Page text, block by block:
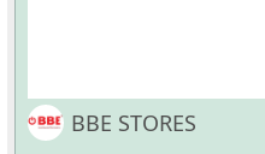
BBE STORES